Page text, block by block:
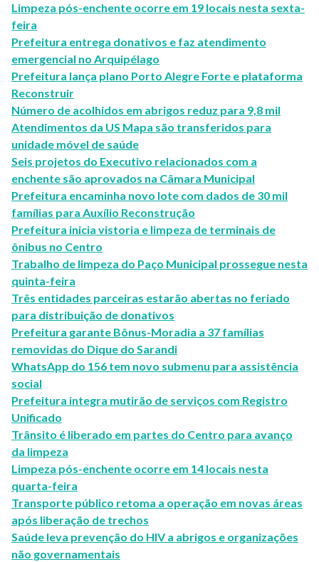
Limpeza pós-enchente ocorre em 19 locais nesta sexta-
feira
Prefeitura entrega donativos e faz atendimento
emergencial no Arquipélago
Prefeitura lança plano Porto Alegre Forte e plataforma
Reconstruir
Número de acolhidos em abrigos reduz para 9,8 mil
Atendimentos da US Mapa são transferidos para
unidade móvel de saúde
Seis projetos do Executivo relacionados com a
enchente são aprovados na Câmara Municipal
Prefeitura encaminha novo lote com dados de 30 mil
famílias para Auxílio Reconstrução
Prefeitura inicia vistoria e limpeza de terminais de
ônibus no Centro
Trabalho de limpeza do Paço Municipal prossegue nesta
quinta-feira
Três entidades parceiras estarão abertas no feriado
para distribuição de donativos
Prefeitura garante Bônus-Moradia a 37 famílias
removidas do Dique do Sarandi
WhatsApp do 156 tem novo submenu para assistência
social
Prefeitura integra mutirão de serviços com Registro
Unificado
Trânsito é liberado em partes do Centro para avanço
da limpeza
Limpeza pós-enchente ocorre em 14 locais nesta
quarta-feira
Transporte público retoma a operação em novas áreas
após liberação de trechos
Saúde leva prevenção do HIV a abrigos e organizações
não governamentais